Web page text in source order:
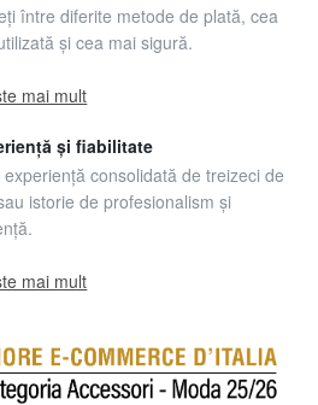
între diferite metode de plată, cea
și cea mai sigură.
mai mult
și fiabilitate
experiență consolidată de treizeci de
istorie de profesionalism și
mai mult